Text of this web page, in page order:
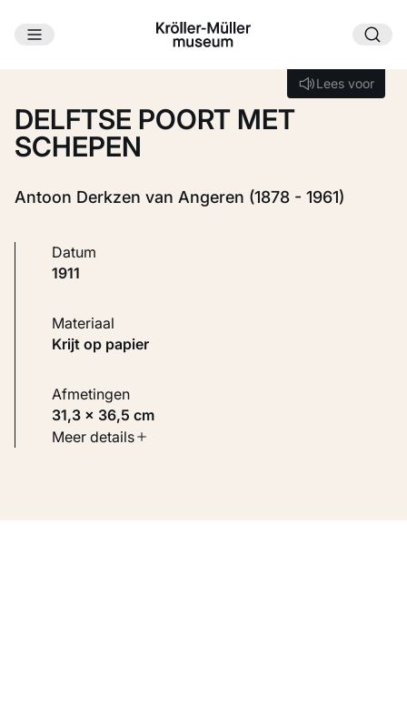
Ga naar hoofdinhoud
Lees voor
Lees voor
DELFTSE POORT MET
SCHEPEN
Antoon Derkzen van Angeren (1878 - 1961)
Datum
1911
Materiaal
Krijt op papier
Afmetingen
31,3 × 36,5 cm
Soort werk
Meer details